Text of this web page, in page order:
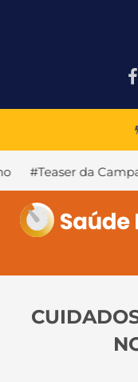
‘Mulheres